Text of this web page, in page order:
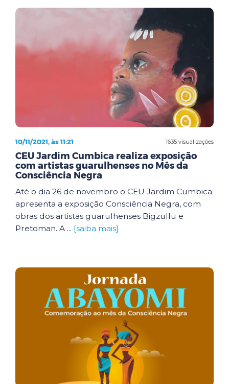
1635 visualizações
10/11/2021, às 11:21
CEU Jardim Cumbica realiza exposição
com artistas guarulhenses no Mês da
Consciência Negra
Até o dia 26 de novembro o CEU Jardim Cumbica
apresenta a exposição Consciência Negra, com
obras dos artistas guarulhenses Bigzullu e
Pretoman. A ... [saiba mais]